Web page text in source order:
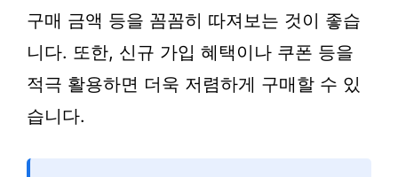
구매 금액 등을 꼼꼼히 따져보는 것이 좋습
니다. 또한, 신규 가입 혜택이나 쿠폰 등을
적극 활용하면 더욱 저렴하게 구매할 수 있
습니다.